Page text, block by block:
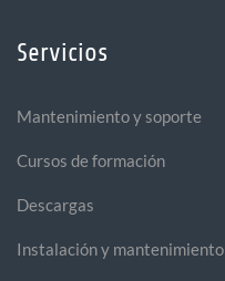
Servicios
Mantenimiento y soporte
Cursos de formación
Descargas
Instalación y mantenimiento